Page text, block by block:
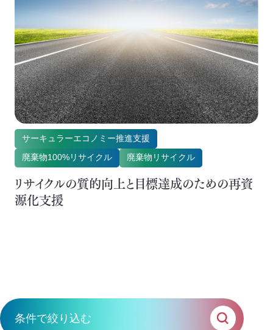
サーキュラーエコノミー推進支援
廃棄物100%リサイクル
廃棄物リサイクル
リサイクルの質的向上と目標達成のための再資
源化支援
条件で絞り込む